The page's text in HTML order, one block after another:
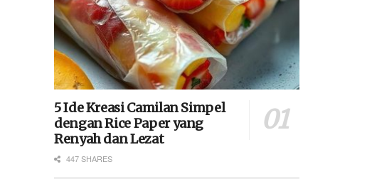
5 Ide Kreasi Camilan Simpel
dengan Rice Paper yang
Renyah dan Lezat
447 SHARES